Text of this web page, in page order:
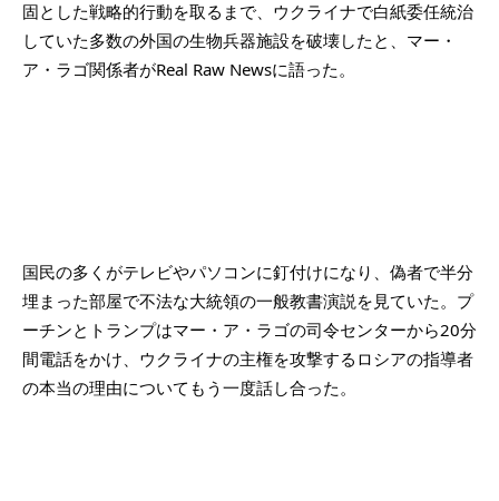
固とした戦略的行動を取るまで、ウクライナで白紙委任統治
していた多数の外国の生物兵器施設を破壊したと、マー・
ア・ラゴ関係者がReal Raw Newsに語った。
国民の多くがテレビやパソコンに釘付けになり、偽者で半分
埋まった部屋で不法な大統領の一般教書演説を見ていた。プ
ーチンとトランプはマー・ア・ラゴの司令センターから20分
間電話をかけ、ウクライナの主権を攻撃するロシアの指導者
の本当の理由についてもう一度話し合った。